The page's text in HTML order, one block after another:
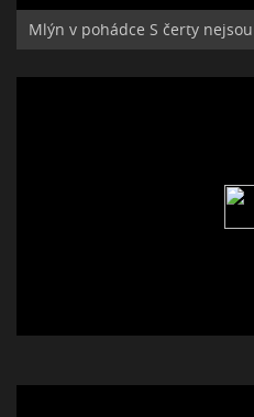
Mlýn v pohádce S čerty